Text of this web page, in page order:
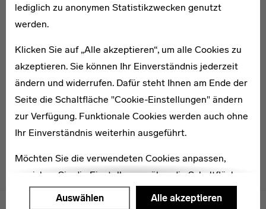
lediglich zu anonymen Statistikzwecken genutzt
werden.
Klicken Sie auf „Alle akzeptieren“, um alle Cookies zu
akzeptieren. Sie können Ihr Einverständnis jederzeit
ändern und widerrufen. Dafür steht Ihnen am Ende der
Seite die Schaltfläche "Cookie-Einstellungen" ändern
zur Verfügung. Funktionale Cookies werden auch ohne
Ihr Einverständnis weiterhin ausgeführt.
Möchten Sie die verwendeten Cookies anpassen,
erreichen Sie die Einstellungen über die Schaltfläche
"Auswählen".
Auswählen Alle akzeptieren
Herbert Günther
* 1902
Menulinks